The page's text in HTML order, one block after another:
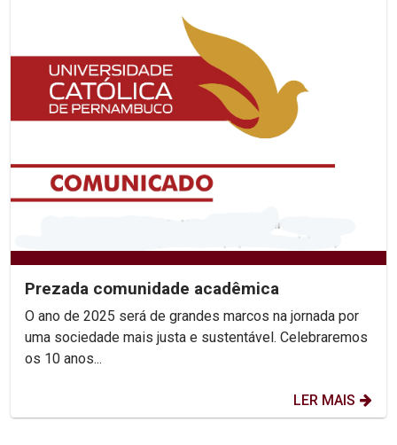
Prezada comunidade acadêmica
O ano de 2025 será de grandes marcos na jornada por
uma sociedade mais justa e sustentável. Celebraremos
os 10 anos...
LER MAIS